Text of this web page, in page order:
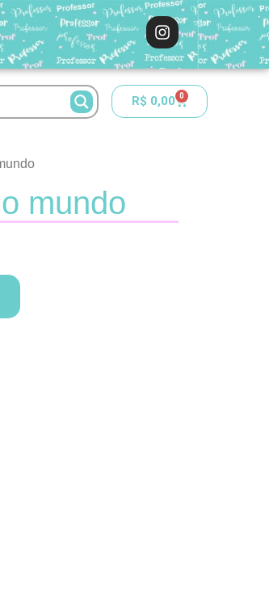
R$ 0,00 0
mundo